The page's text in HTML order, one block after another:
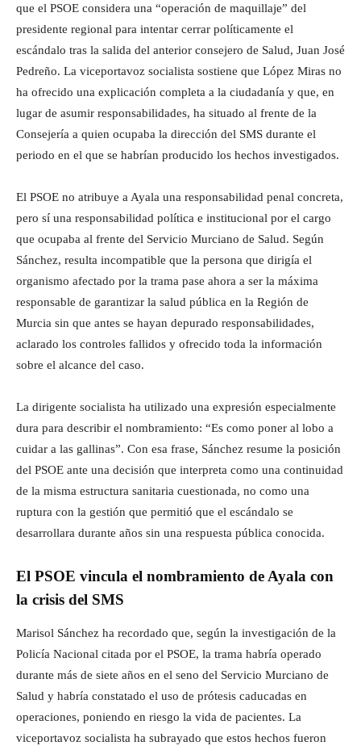
que el PSOE considera una “operación de maquillaje” del
presidente regional para intentar cerrar políticamente el
escándalo tras la salida del anterior consejero de Salud, Juan José
Pedreño. La viceportavoz socialista sostiene que López Miras no
ha ofrecido una explicación completa a la ciudadanía y que, en
lugar de asumir responsabilidades, ha situado al frente de la
Consejería a quien ocupaba la dirección del SMS durante el
periodo en el que se habrían producido los hechos investigados.
El PSOE no atribuye a Ayala una responsabilidad penal concreta,
pero sí una responsabilidad política e institucional por el cargo
que ocupaba al frente del Servicio Murciano de Salud. Según
Sánchez, resulta incompatible que la persona que dirigía el
organismo afectado por la trama pase ahora a ser la máxima
responsable de garantizar la salud pública en la Región de
Murcia sin que antes se hayan depurado responsabilidades,
aclarado los controles fallidos y ofrecido toda la información
sobre el alcance del caso.
La dirigente socialista ha utilizado una expresión especialmente
dura para describir el nombramiento: “Es como poner al lobo a
cuidar a las gallinas”. Con esa frase, Sánchez resume la posición
del PSOE ante una decisión que interpreta como una continuidad
de la misma estructura sanitaria cuestionada, no como una
ruptura con la gestión que permitió que el escándalo se
desarrollara durante años sin una respuesta pública conocida.
El PSOE vincula el nombramiento de Ayala con
la crisis del SMS
Marisol Sánchez ha recordado que, según la investigación de la
Policía Nacional citada por el PSOE, la trama habría operado
durante más de siete años en el seno del Servicio Murciano de
Salud y habría constatado el uso de prótesis caducadas en
operaciones, poniendo en riesgo la vida de pacientes. La
viceportavoz socialista ha subrayado que estos hechos fueron